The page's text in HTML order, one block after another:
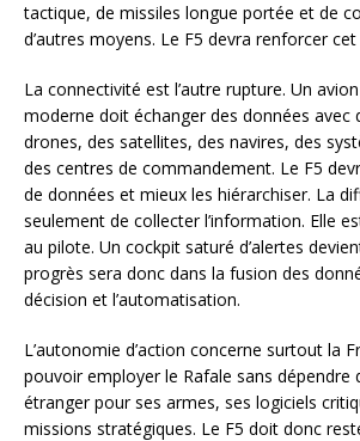
tactique, de missiles longue portée et de
d’autres moyens. Le F5 devra renforcer
La connectivité est l’autre rupture. Un
moderne doit échanger des données avec
drones, des satellites, des navires, des
des centres de commandement. Le F5
de données et mieux les hiérarchiser. La
seulement de collecter l’information. Elle
au pilote. Un cockpit saturé d’alertes
progrès sera donc dans la fusion des
décision et l’automatisation.
L’autonomie d’action concerne surtout la
pouvoir employer le Rafale sans dépendre
étranger pour ses armes, ses logiciels
missions stratégiques. Le F5 doit donc